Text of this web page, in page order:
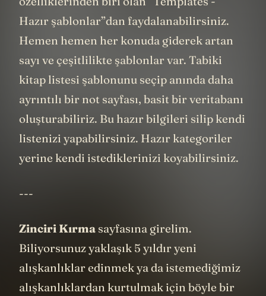
Hazır şablonlar”dan faydalanabilirsiniz.
Hemen hemen her konuda giderek artan
sayı ve çeşitlilikte şablonlar var. Tabiki
kitap listesi şablonunu seçip anında daha
ayrıntılı bir not sayfası, basit bir veritabanı
oluşturabiliriz. Bu hazır bilgileri silip kendi
listenizi yapabilirsiniz. Hazır kategoriler
yerine kendi istediklerinizi koyabilirsiniz.
---
Zinciri Kırma sayfasına girelim.
Biliyorsunuz yaklaşık 5 yıldır yeni
alışkanlıklar edinmek ya da istemediğimiz
alışkanlıklardan kurtulmak için böyle bir